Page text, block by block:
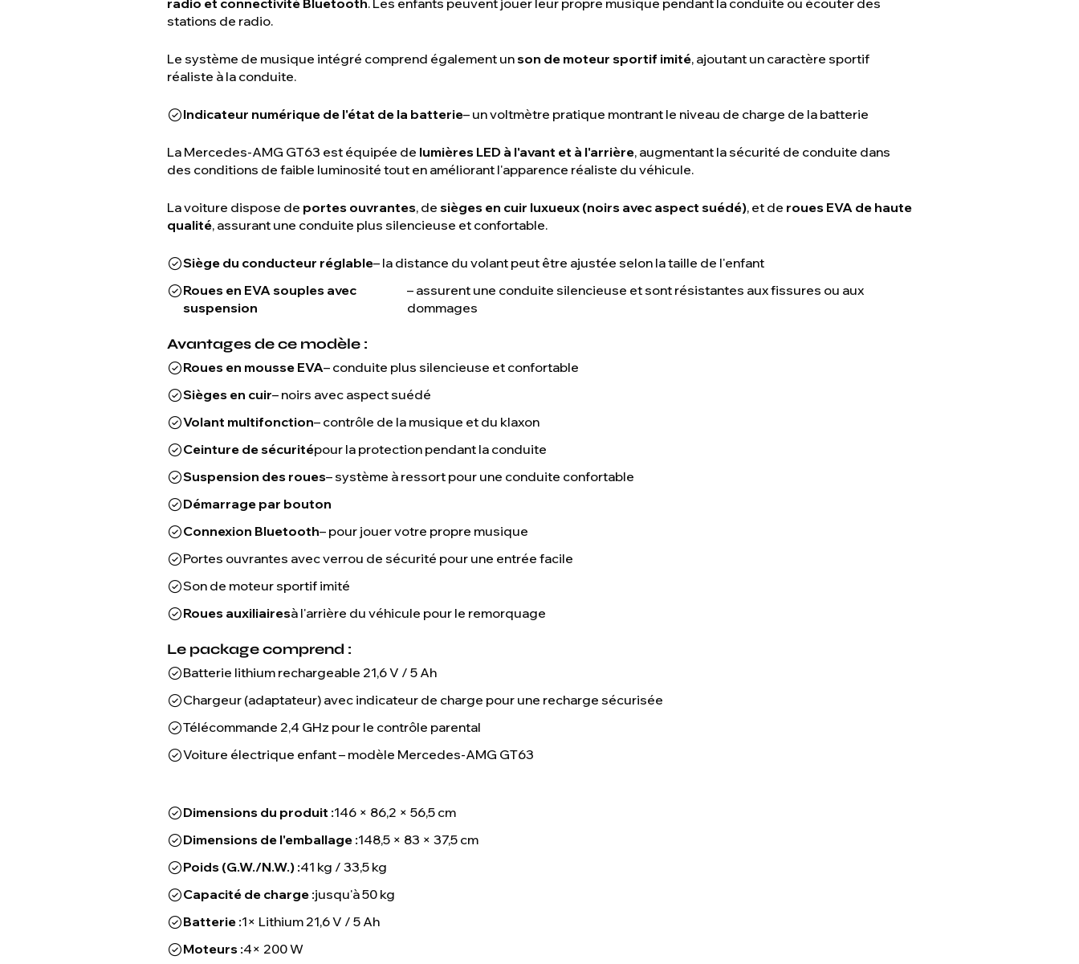
radio et connectivité Bluetooth. Les enfants peuvent jouer leur propre musique pendant la conduite ou écouter des
stations de radio.
Le système de musique intégré comprend également unson de moteur sportif imité, ajoutant un caractère sportif
réaliste à la conduite.
Indicateur numérique de l'état de la batterie– un voltmètre pratique montrant le niveau de charge de la batterie
La Mercedes-AMG GT63 est équipée de lumières LED à l'avant et à l'arrière, augmentant la sécurité de conduite dans
des conditions de faible luminosité tout en améliorant l'apparence réaliste du véhicule.
La voiture dispose de portes ouvrantes, de sièges en cuir luxueux (noirs avec aspect suédé), et de roues EVA de haute
qualité, assurant une conduite plus silencieuse et confortable.
Siège du conducteur réglable– la distance du volant peut être ajustée selon la taille de l'enfant
Roues en EVA souples avec
suspension
– assurent une conduite silencieuse et sont résistantes aux fissures ou aux
dommages
Avantages de ce modèle :
Roues en mousse EVA– conduite plus silencieuse et confortable
Sièges en cuir– noirs avec aspect suédé
Volant multifonction– contrôle de la musique et du klaxon
Ceinture de sécuritépour la protection pendant la conduite
Suspension des roues– système à ressort pour une conduite confortable
Démarrage par bouton
Connexion Bluetooth– pour jouer votre propre musique
Portes ouvrantes avec verrou de sécurité pour une entrée facile
Son de moteur sportif imité
Roues auxiliairesà l'arrière du véhicule pour le remorquage
Le package comprend :
Batterie lithium rechargeable 21,6 V / 5 Ah
Chargeur (adaptateur) avec indicateur de charge pour une recharge sécurisée
Télécommande 2,4 GHz pour le contrôle parental
Voiture électrique enfant – modèle Mercedes-AMG GT63
Dimensions du produit :146 × 86,2 × 56,5 cm
Dimensions de l'emballage :148,5 × 83 × 37,5 cm
Poids (G.W./N.W.) :41 kg / 33,5 kg
Capacité de charge :jusqu'à 50 kg
Batterie :1× Lithium 21,6 V / 5 Ah
Moteurs :4× 200 W